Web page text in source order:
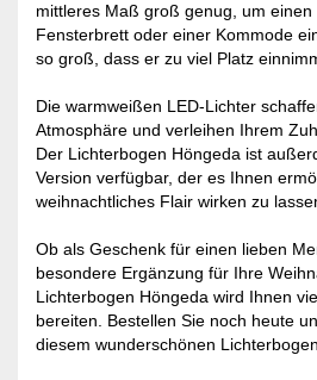
mittleres Maß groß genug, um einen
Fensterbrett oder einer Kommode
so groß, dass er zu viel Platz
Die warmweißen LED-Lichter
Atmosphäre und verleihen Ihrem
Der Lichterbogen Höngeda ist
Version verfügbar, der es Ihnen
weihnachtliches Flair wirken zu
Ob als Geschenk für einen lieben
besondere Ergänzung für Ihre
Lichterbogen Höngeda wird Ihnen
bereiten. Bestellen Sie noch heute
diesem wunderschönen